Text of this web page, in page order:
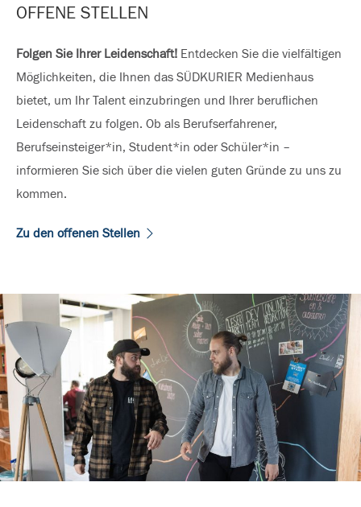
OFFENE STELLEN
Folgen Sie Ihrer Leidenschaft! Entdecken Sie die vielfältigen
Möglichkeiten, die Ihnen das SÜDKURIER Medienhaus
bietet, um Ihr Talent einzubringen und Ihrer beruflichen
Leidenschaft zu folgen. Ob als Berufserfahrener,
Berufseinsteiger*in, Student*in oder Schüler*in –
informieren Sie sich über die vielen guten Gründe zu uns zu
kommen.
Zu den offenen Stellen